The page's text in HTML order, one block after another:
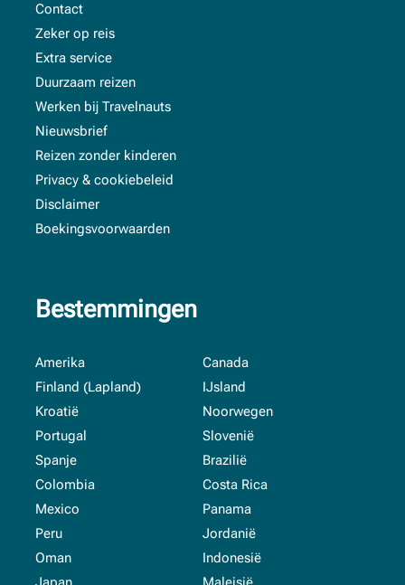
Contact
Zeker op reis
Extra service
Duurzaam reizen
Werken bij Travelnauts
Nieuwsbrief
Reizen zonder kinderen
Privacy & cookiebeleid
Disclaimer
Boekingsvoorwaarden
Bestemmingen
Amerika
Canada
Finland (Lapland)
IJsland
Kroatië
Noorwegen
Portugal
Slovenië
Spanje
Brazilië
Colombia
Costa Rica
Mexico
Panama
Peru
Jordanië
Oman
Indonesië